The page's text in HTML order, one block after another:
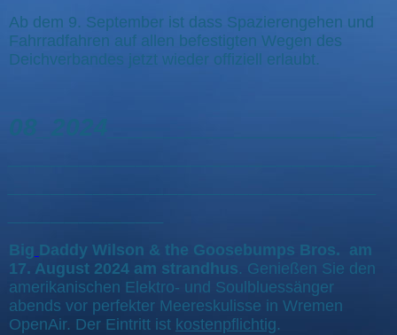
Ab dem 9. September ist dass Spazierengehen und
Fahrradfahren auf allen befestigten Wegen des
Deichverbandes jetzt wieder offiziell erlaubt.
Big Daddy Wilson & the Goosebumps Bros. am
17. August 2024 am strandhus. Genießen Sie den
amerikanischen Elektro- und Soulbluessänger
abends vor perfekter Meereskulisse in Wremen
OpenAir. Der Eintritt ist kostenpflichtig.